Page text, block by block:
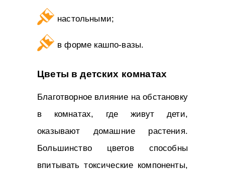
настольными;
в форме кашпо-вазы.
Цветы в детских комнатах
Благотворное влияние на обстановку
в комнатах, где живут дети,
оказывают домашние растения.
Большинство цветов способны
впитывать токсические компоненты,